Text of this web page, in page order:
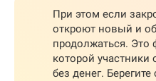
При этом если
откроют новый и
продолжаться. Это
которой
без денег.